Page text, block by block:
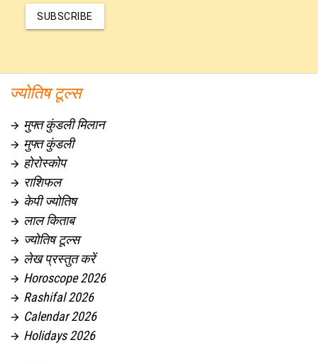
SUBSCRIBE
ज्योतिष टूल्स
 मुफ्त कुंडली मिलान
 मुफ्त कुंडली
 होरोस्कोप
 राशिफल
 केपी ज्योतिष
 लाल किताब
 ज्योतिष टूल्स
 लेख प्रस्तुत करें
 Horoscope 2026
 Rashifal 2026
 Calendar 2026
 Holidays 2026